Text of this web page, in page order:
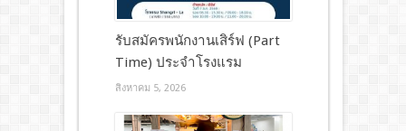
รับสมัครพนักงานเสิร์ฟ (Part
Time) ประจำโรงแรม
สิงหาคม 5, 2026